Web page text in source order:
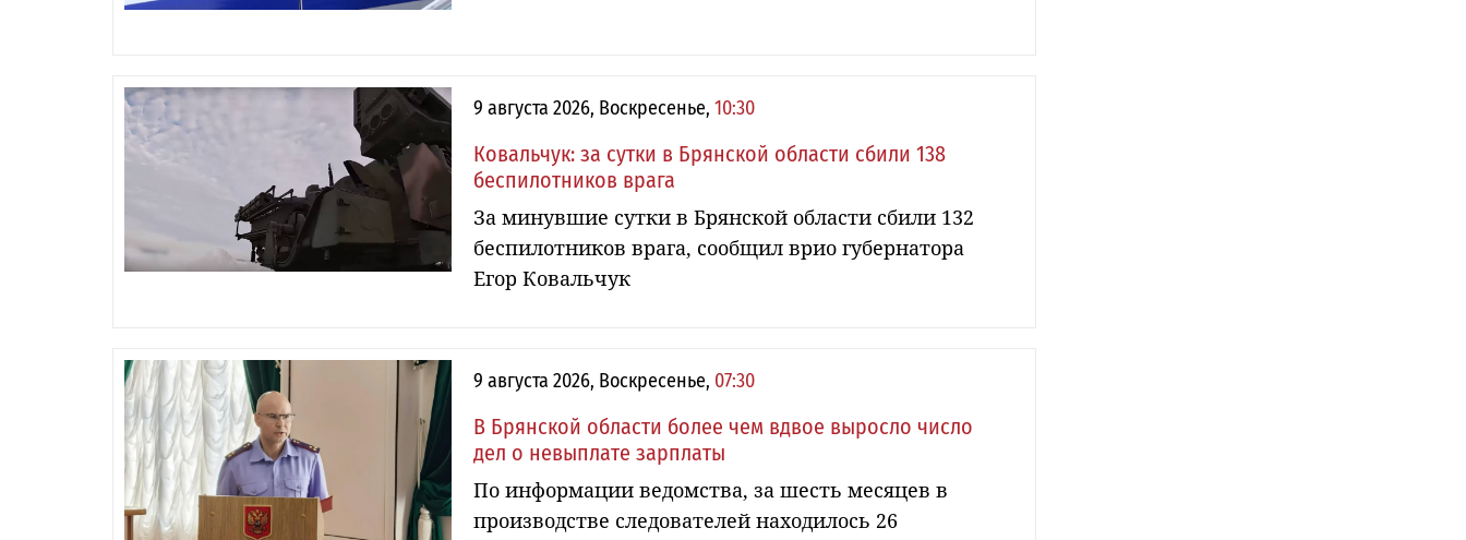
9 августа 2026, Воскресенье, 10:30
Ковальчук: за сутки в Брянской области сбили 138
беспилотников врага
За минувшие сутки в Брянской области сбили 132
беспилотников врага, сообщил врио губернатора
Егор Ковальчук
9 августа 2026, Воскресенье, 07:30
В Брянской области более чем вдвое выросло число
дел о невыплате зарплаты
По информации ведомства, за шесть месяцев в
производстве следователей находилось 26